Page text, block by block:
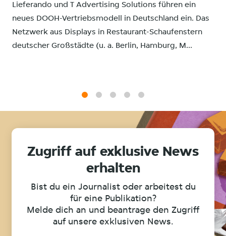
Lieferando und T Advertising Solutions führen ein
neues DOOH-Vertriebsmodell in Deutschland ein. Das
Netzwerk aus Displays in Restaurant-Schaufenstern
deutscher Großstädte (u. a. Berlin, Hamburg, M...
Zugriff auf exklusive News
erhalten
Bist du ein Journalist oder arbeitest du
für eine Publikation?
Melde dich an und beantrage den Zugriff
auf unsere exklusiven News.